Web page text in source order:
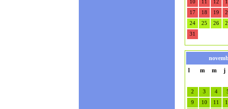
10
11 12
17
18 19
24
25 26
31
l
m m j
2
3 4
9
10 11